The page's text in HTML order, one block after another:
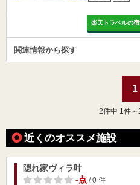
楽天トラベルの
関連情報から探す
1
2件中 1件
近くのオススメ施設
隠れ家ヴィラ叶
-点/ 0 件